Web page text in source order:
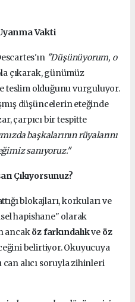
Vakti
"Düşünüyorum, o
çıkarak, günümüz
teslim olduğunu vurguluyor.
düşüncelerin eteğinde
çarpıcı bir tespitte
başkalarının rüyalarını
sanıyoruz."
Çıkıyorsunuz?
blokajları, korkuları ve
hapishane" olarak
ancaköz farkındalıkve öz
belirtiyor. Okuyucuya
alıcı soruyla zihinleri